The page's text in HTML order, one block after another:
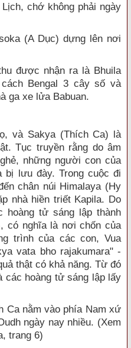
chớ không phải ngày
(A Dục) dựng lên nơi
được nhận ra là Bhuila
Bengal 3 cây số và
ga xe lửa Babuan.
và Sakya (Thích Ca) là
Tục truyền rằng do âm
những người con của
bị lưu đày. Trong cuộc đi
chân núi Himalaya (Hy
nhà hiền triết Kapila. Do
hoàng tử sáng lập thành
có nghĩa là nơi chốn của
trình của các con, Vua
vata bho rajakumara" -
thật có khả năng. Từ đó
các hoàng tử sáng lập lấy
Ca nằm vào phía Nam xứ
ngày nay nhiều. (Xem
trang 6)